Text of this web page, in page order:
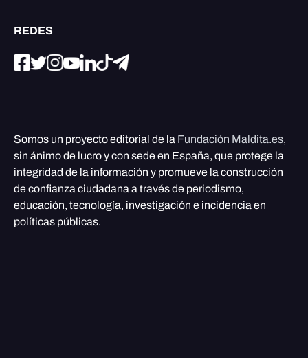
REDES
Somos un proyecto editorial de la Fundación Maldita.es,
sin ánimo de lucro y con sede en España, que protege la
integridad de la información y promueve la construcción
de confianza ciudadana a través de periodismo,
educación, tecnología, investigación e incidencia en
políticas públicas.